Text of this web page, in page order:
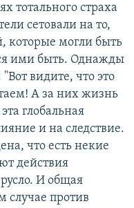
тотального страха
сетовали на то,
которые могли быть
ими быть. Однажды
видите, что это
А за них жизнь
глобальная
и на следствие.
что есть некие
действия
И общая
случае против